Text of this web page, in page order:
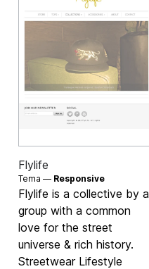
Flylife
Tema — Responsive
Flylife is a collective by a
group with a common
love for the street
universe & rich history.
Streetwear Lifestyle